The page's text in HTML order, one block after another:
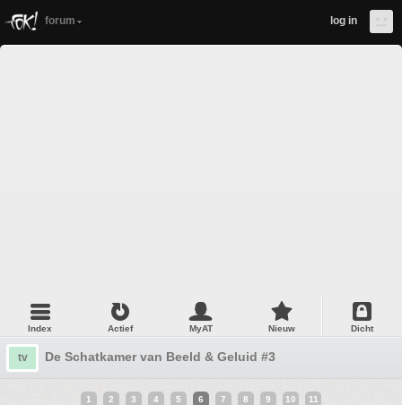
forum log in
Index Actief MyAT Nieuw Dicht
tv De Schatkamer van Beeld & Geluid #3
1 2 3 4 5 6 7 8 9 10 11